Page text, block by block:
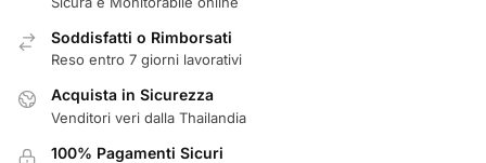
Soddisfatti o Rimborsati
Reso entro 7 giorni lavorativi
Acquista in Sicurezza
Venditori veri dalla Thailandia
100% Pagamenti Sicuri